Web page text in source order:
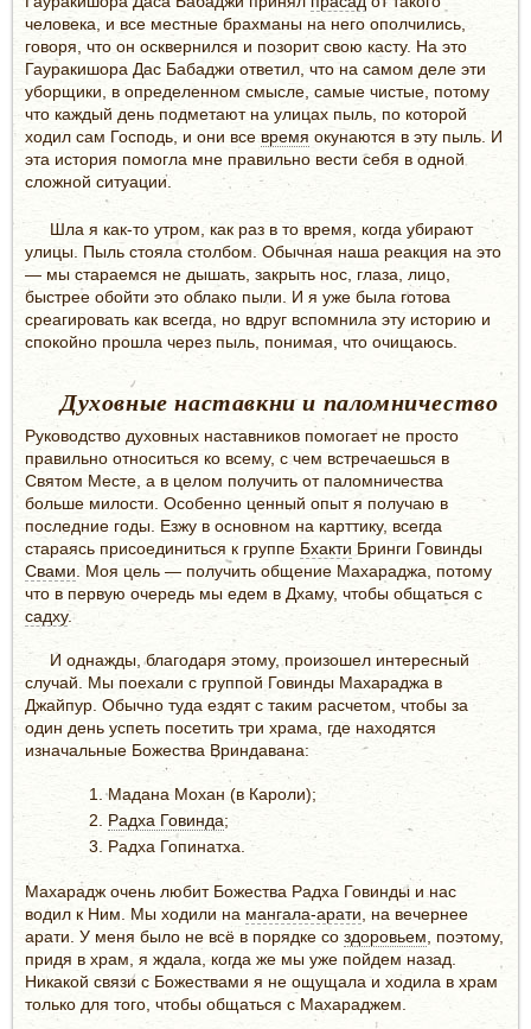
человека, и все местные брахманы на него ополчились,
говоря, что он осквернился и позорит свою касту. На это
Гауракишора Дас Бабаджи ответил, что на самом деле эти
уборщики, в определенном смысле, самые чистые, потому
что каждый день подметают на улицах пыль, по которой
ходил сам Господь, и они всевремя окунаются в эту пыль. И
эта история помогла мне правильно вести себя в одной
сложной ситуации.
Шла я как-то утром, как раз в то время, когда убирают
улицы. Пыль стояла столбом. Обычная наша реакция на это
— мы стараемся не дышать, закрыть нос, глаза, лицо,
быстрее обойти это облако пыли. И я уже была готова
среагировать как всегда, но вдруг вспомнила эту историю и
спокойно прошла через пыль, понимая, что очищаюсь.
Духовные наставкни и паломничество
Руководство духовных наставников помогает не просто
правильно относиться ко всему, с чем встречаешься в
Святом Месте, а в целом получить от паломничества
больше милости. Особенно ценный опыт я получаю в
последние годы. Езжу в основном на карттику, всегда
стараясь присоединиться к группе Бхакти Бринги Говинды
Свами . Моя цель — получить общение Махараджа, потому
что в первую очередь мы едем в Дхаму, чтобы общаться с
садху.
И однажды, благодаря этому, произошел интересный
случай. Мы поехали с группой Говинды Махараджа в
Джайпур. Обычно туда ездят с таким расчетом, чтобы за
один день успеть посетить три храма, где находятся
изначальные Божества Вриндавана:
Мадана Мохан (в Кароли);
Радха Говинда;
Радха Гопинатха.
Махарадж очень любит Божества Радха Говинды и нас
водил к Ним. Мы ходили на мангала-арати , на вечернее
арати. У меня было не всё в порядке со здоровьем , поэтому,
придя в храм, я ждала, когда же мы уже пойдем назад.
Никакой связи с Божествами я не ощущала и ходила в храм
только для того, чтобы общаться с Махараджем.